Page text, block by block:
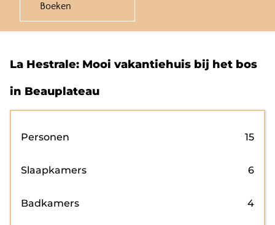
Boeken
La Hestrale: Mooi vakantiehuis bij het bos
in Beauplateau
Personen 15
Slaapkamers 6
Badkamers 4